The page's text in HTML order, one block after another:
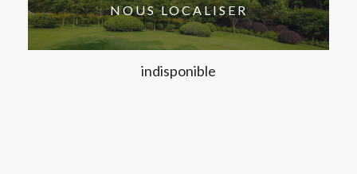
NOUS LOCALISER
indisponible